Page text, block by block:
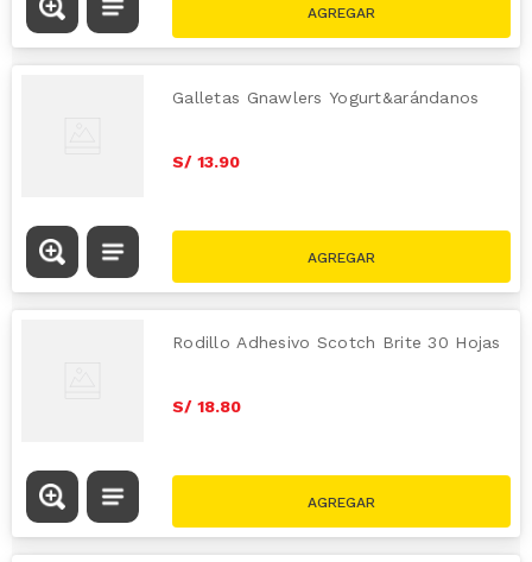
Galletas Gnawlers Yogurt&arándanos
S/ 13.90
Rodillo Adhesivo Scotch Brite 30 Hojas
S/ 18.80